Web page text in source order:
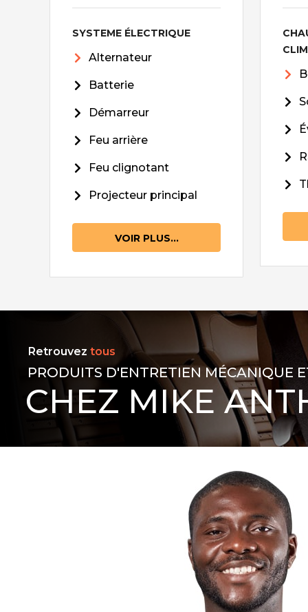
SYSTEME ÉLECTRIQUE
Alternateur
Batterie
Démarreur
Feu arrière
Feu clignotant
Projecteur principal
VOIR PLUS...
Retrouvez tous
PRODUITS D'ENTRETIEN MÉCANIQUE
CHEZ MIKE